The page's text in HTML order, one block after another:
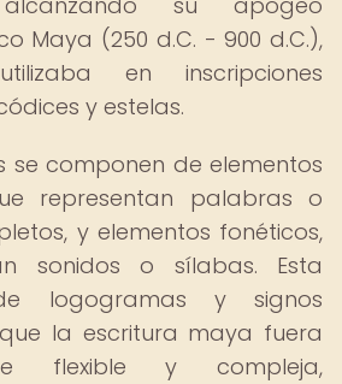
Maya (250 d.C. - 900 d.C.),
en inscripciones
y estelas.
se componen de elementos
representan palabras o
y elementos fonéticos,
sonidos o sílabas. Esta
logogramas y signos
la escritura maya fuera
flexible y compleja,